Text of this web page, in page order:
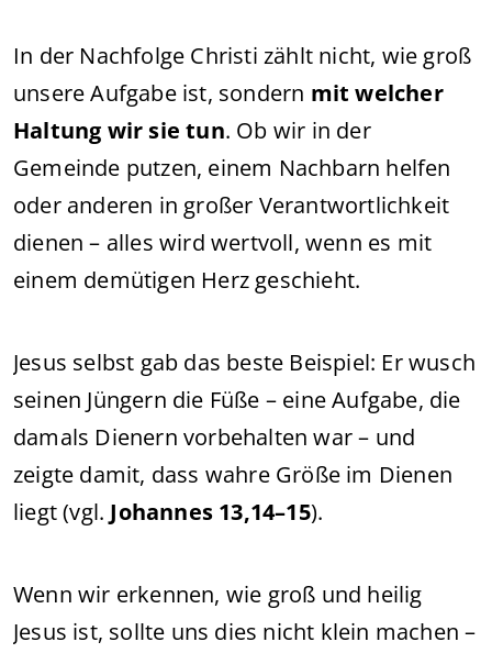
In der Nachfolge Christi zählt nicht, wie groß
unsere Aufgabe ist, sondern mit welcher
Haltung wir sie tun. Ob wir in der
Gemeinde putzen, einem Nachbarn helfen
oder anderen in großer Verantwortlichkeit
dienen – alles wird wertvoll, wenn es mit
einem demütigen Herz geschieht.
Jesus selbst gab das beste Beispiel: Er wusch
seinen Jüngern die Füße – eine Aufgabe, die
damals Dienern vorbehalten war – und
zeigte damit, dass wahre Größe im Dienen
liegt (vgl. Johannes 13,14–15).
Wenn wir erkennen, wie groß und heilig
Jesus ist, sollte uns dies nicht klein machen –